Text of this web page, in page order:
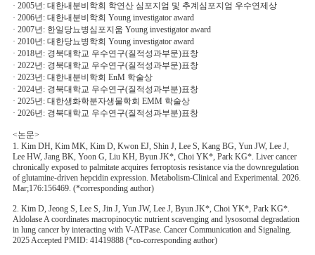
· 2005년: 대한내분비학회 학연산 심포지엄 및 추계심포지엄 우수연제상
· 2006년: 대한내분비학회 Young investigator award
· 2007년: 한일당뇨병심포지움 Young investigator award
· 2010년: 대한당뇨병학회 Young investigator award
· 2018년: 경북대학교 우수연구(질적성과부문)표창
· 2022년: 경북대학교 우수연구(질적성과부문)표창
· 2023년: 대한내분비학회 EnM 학술상
· 2024년: 경북대학교 우수연구(질적성과부분)표창
· 2025년: 대한생화학분자생물학회 EMM 학술상
· 2026년: 경북대학교 우수연구(질적성과부분)표창
<논문>
1. Kim DH, Kim MK, Kim D, Kwon EJ, Shin J, Lee S, Kang BG, Yun JW, Lee J,
Lee HW, Jang BK, Yoon G, Liu KH, Byun JK*, Choi YK*, Park KG*. Liver cancer
chronically exposed to palmitate acquires ferroptosis resistance via the downregulation
of glutamine-driven hepcidin expression. Metabolism-Clinical and Experimental. 2026.
Mar;176:156469. (*corresponding author)
2. Kim D, Jeong S, Lee S, Jin J, Yun JW, Lee J, Byun JK*, Choi YK*, Park KG*.
Aldolase A coordinates macropinocytic nutrient scavenging and lysosomal degradation
in lung cancer by interacting with V-ATPase. Cancer Communication and Signaling.
2025 Accepted PMID: 41419888 (*co-corresponding author)